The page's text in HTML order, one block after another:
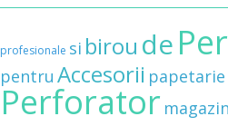
profesionale si birou de
pentru Accesorii papetarie
Perforator magazin